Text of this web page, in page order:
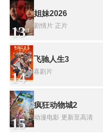
13
姐妹2026
剧情片 正片
14
飞驰人生3
喜剧片
15
疯狂动物城2
动漫电影 更新至高清